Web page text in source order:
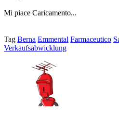
Mi piace Caricamento...
Tag Berna Emmental Farmaceutico
Verkaufsabwicklung